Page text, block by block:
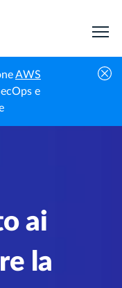
AWS
e
ai Dati: Potenziare la
e la Resilienza
ai
la